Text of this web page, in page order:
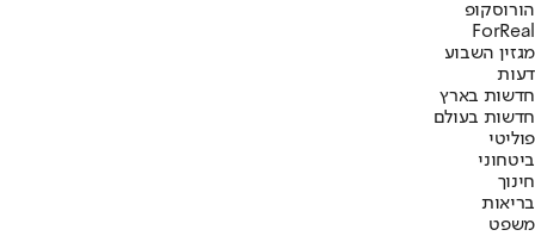
הורוסקופ
ForReal
מגזין השבוע
דעות
חדשות בארץ
חדשות בעולם
פוליטי
ביטחוני
חינוך
בריאות
משפט